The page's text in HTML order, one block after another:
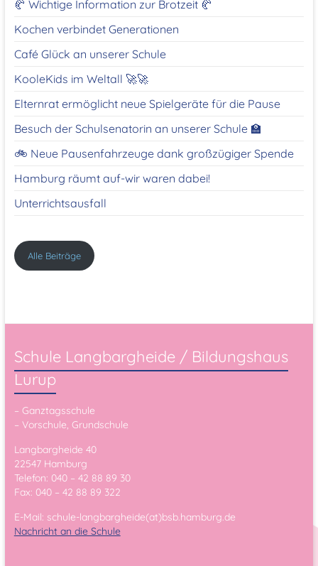
🥐 Wichtige Information zur Brotzeit 🥐
Kochen verbindet Generationen
Café Glück an unserer Schule
KooleKids im Weltall 🚀🚀
Elternrat ermöglicht neue Spielgeräte für die Pause
Besuch der Schulsenatorin an unserer Schule 🏫
🚲 Neue Pausenfahrzeuge dank großzügiger Spende
Hamburg räumt auf-wir waren dabei!
Unterrichtsausfall
Alle Beiträge
Schule Langbargheide / Bildungshaus
Lurup
– Ganztagsschule
– Vorschule, Grundschule
Langbargheide 40
22547 Hamburg
Telefon: 040 – 42 88 89 30
Fax: 040 – 42 88 89 322
E-Mail: schule-langbargheide(at)bsb.hamburg.de
Nachricht an die Schule